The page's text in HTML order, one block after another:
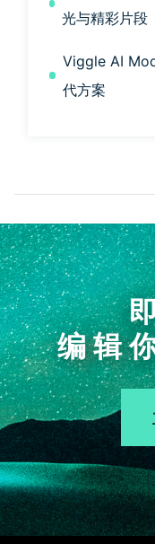
光与精彩片段
Viggle AI
代方案
编辑